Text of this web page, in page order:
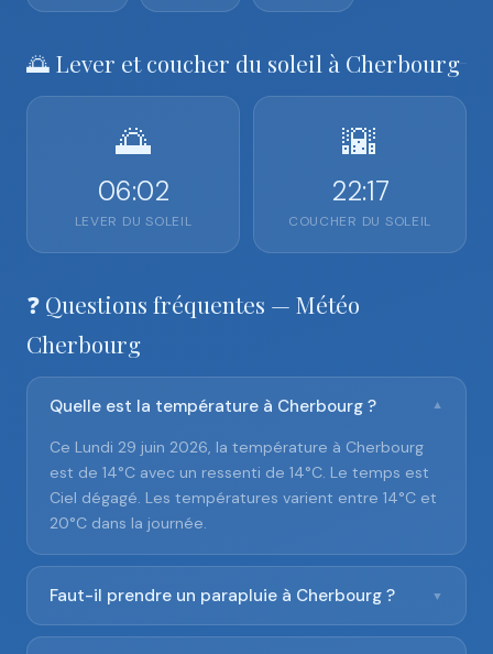
🌅 Lever et coucher du soleil à Cherbourg
🌅
06:02
LEVER DU SOLEIL
🌇
22:17
COUCHER DU SOLEIL
❓ Questions fréquentes — Météo
Cherbourg
Quelle est la température à Cherbourg ? ▼
Ce Lundi 29 juin 2026, la température à Cherbourg
est de 14°C avec un ressenti de 14°C. Le temps est
Ciel dégagé. Les températures varient entre 14°C et
20°C dans la journée.
Faut-il prendre un parapluie à Cherbourg ? ▼